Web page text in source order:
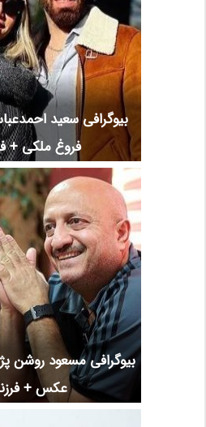
بیوگرافی سعید
فروغ ملکی +
بیوگرافی مسعود روشن
عکس +